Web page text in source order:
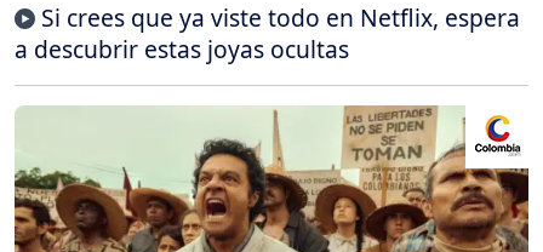
Si crees que ya viste todo en Netflix, espera
a descubrir estas joyas ocultas